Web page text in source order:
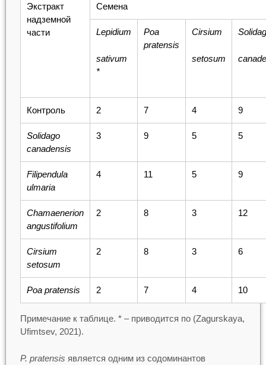
Экстракт
надземной
части
Семена
Lepidium
sativum
*
Poa
pratensis
Cirsium
setosum
Контроль 2 7 4 9
Solidago
canadensis
3 9 5 5
Filipendula
ulmaria
4 11 5 9
Chamaenerion
angustifolium
2 8 3 12
Cirsium
setosum
2 8 3 6
Poa pratensis 2 7 4 10
Примечание к таблице. * – приводится по (Zagurskaya,
Ufimtsev, 2021).
P. pratensis является одним из содоминантов